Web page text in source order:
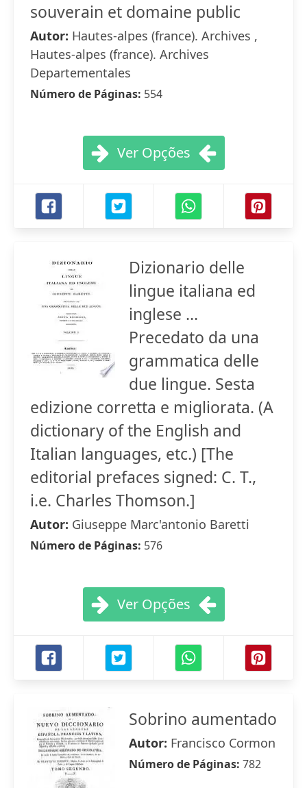
souverain et domaine public
Autor: Hautes-alpes (france). Archives ,
Hautes-alpes (france). Archives
Departementales
Número de Páginas: 554
Ver Opções
Dizionario delle
lingue italiana ed
inglese ...
Precedato da una
grammatica delle
due lingue. Sesta
edizione corretta e migliorata. (A
dictionary of the English and
Italian languages, etc.) [The
editorial prefaces signed: C. T.,
i.e. Charles Thomson.]
Autor: Giuseppe Marc'antonio Baretti
Número de Páginas: 576
Ver Opções
Sobrino aumentado
Autor: Francisco Cormon
Número de Páginas: 782